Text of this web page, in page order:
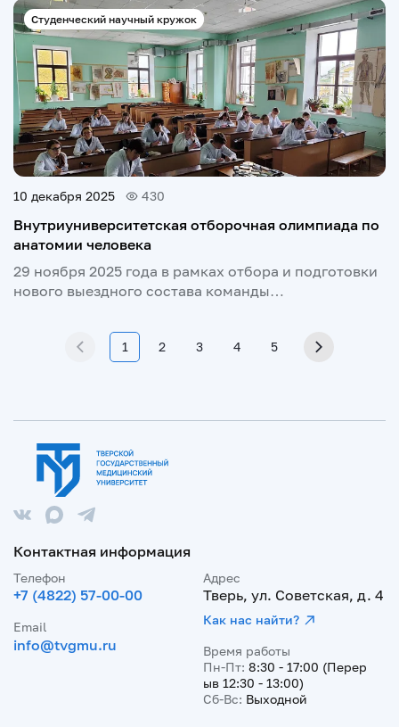
Студенческий научный кружок
10 декабря 2025 430
Внутриуниверситетская отборочная олимпиада по
анатомии человека
29 ноября 2025 года в рамках отбора и подготовки
нового выездного состава команды…
1 2 3 4 5
Контактная информация
Телефон
+7 (4822) 57-00-00
Email
info@tvgmu.ru
Адрес
Тверь, ул. Советская, д. 4
Как нас найти?
Время работы
Пн-Пт: 8:30 - 17:00 (Перер
ыв 12:30 - 13:00)
Сб-Вс: Выходной